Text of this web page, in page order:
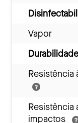
Vapor
Durabilidade
Resistência
Resistência
impactos